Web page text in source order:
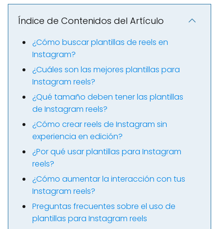
Índice de Contenidos del Artículo
¿Cómo buscar plantillas de reels en
Instagram?
¿Cuáles son las mejores plantillas para
Instagram reels?
¿Qué tamaño deben tener las plantillas
de Instagram reels?
¿Cómo crear reels de Instagram sin
experiencia en edición?
¿Por qué usar plantillas para Instagram
reels?
¿Cómo aumentar la interacción con tus
Instagram reels?
Preguntas frecuentes sobre el uso de
plantillas para Instagram reels